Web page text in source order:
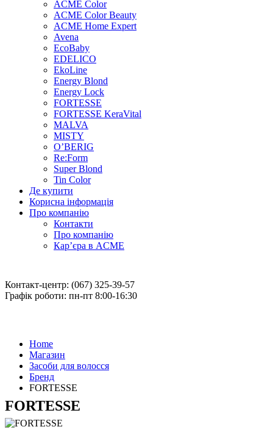
ACME Color
ACME Color Beauty
ACME Home Expert
Avena
EcoBaby
EDELICO
EkoLine
Energy Blond
Energy Lock
FORTESSE
FORTESSE KeraVital
MALVA
MISTY
O’BERIG
Re:Form
Super Blond
Tin Color
Де купити
Корисна інформація
Про компанію
Контакти
Про компанію
Кар’єра в ACME
Контакт-центр: (067) 325-39-57
Графік роботи: пн-пт 8:00-16:30
Home
Магазин
Засоби для волосся
Бренд
FORTESSE
FORTESSE